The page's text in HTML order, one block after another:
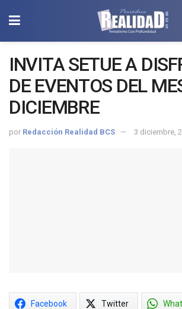
INVITA SETUE A
DE EVENTOS DEL
DICIEMBRE
por Redacción Realidad BCS 3 diciembre,
Facebook Twitter